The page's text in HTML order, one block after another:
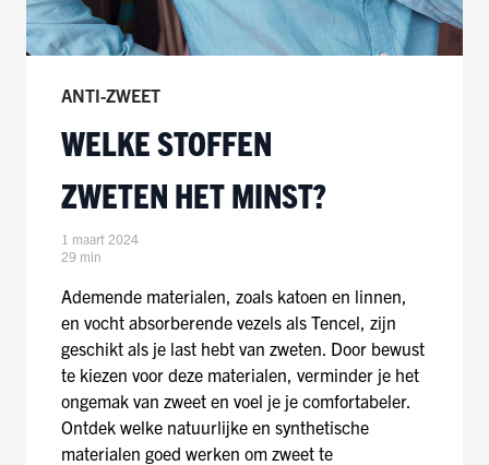
ANTI-ZWEET
WELKE STOFFEN
ZWETEN HET MINST?
1 maart 2024
29 min
Ademende materialen, zoals katoen en linnen,
en vocht absorberende vezels als Tencel, zijn
geschikt als je last hebt van zweten. Door bewust
te kiezen voor deze materialen, verminder je het
ongemak van zweet en voel je je comfortabeler.
Ontdek welke natuurlijke en synthetische
materialen goed werken om zweet te